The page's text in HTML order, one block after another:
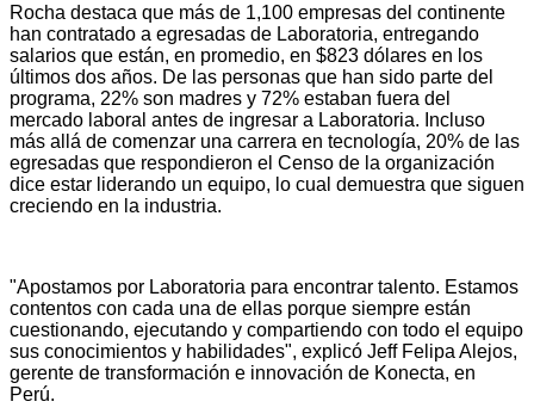
Rocha destaca que más de 1,100 empresas del continente
han contratado a egresadas de Laboratoria, entregando
salarios que están, en promedio, en $823 dólares en los
últimos dos años. De las personas que han sido parte del
programa, 22% son madres y 72% estaban fuera del
mercado laboral antes de ingresar a Laboratoria. Incluso
más allá de comenzar una carrera en tecnología, 20% de las
egresadas que respondieron el Censo de la organización
dice estar liderando un equipo, lo cual demuestra que siguen
creciendo en la industria.
"Apostamos por Laboratoria para encontrar talento. Estamos
contentos con cada una de ellas porque siempre están
cuestionando, ejecutando y compartiendo con todo el equipo
sus conocimientos y habilidades", explicó Jeff Felipa Alejos,
gerente de transformación e innovación de Konecta, en
Perú.